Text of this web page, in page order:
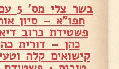
תפו"א – סיון
פשטידת כרוב
כהן – דורית
קישואים קלה